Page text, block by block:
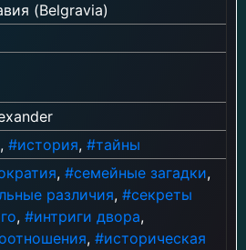
(Belgravia)
, #история, #тайны
, #семейные загадки,
различия, #секреты
, #интриги двора,
, #историческая